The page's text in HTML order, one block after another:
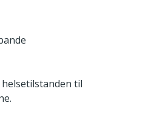
til